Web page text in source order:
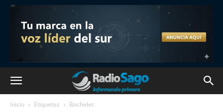
Inicio Etiquetas Bachelet